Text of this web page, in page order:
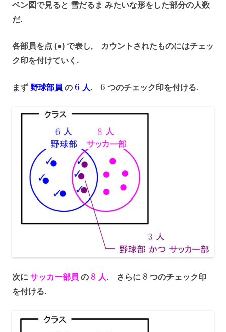
ベン図で見ると 雪だるま みたいな形をした部分の人数
だ.
各部員を点 (●) で表し, カウントされたものにはチェッ
ク印を付けていく.
まず 野球部員 の 6 人. 6 つのチェック印を付ける.
次に サッカー部員 の 8 人. さらに 8 つのチェック印
を付ける.